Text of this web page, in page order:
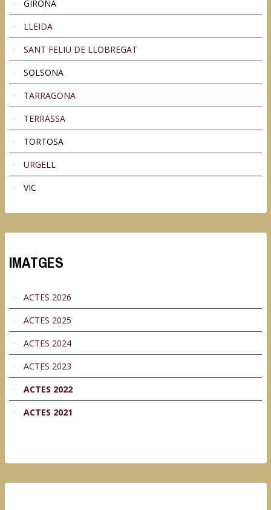
GIRONA
LLEIDA
SANT FELIU DE LLOBREGAT
SOLSONA
TARRAGONA
TERRASSA
TORTOSA
URGELL
VIC
IMATGES
ACTES 2026
ACTES 2025
ACTES 2024
ACTES 2023
ACTES 2022
ACTES 2021